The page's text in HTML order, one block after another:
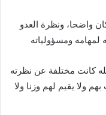
واضحا، ونظرة العدو
لمهامه ومسؤولياته
كانت مختلفة عن نظرته
ولا يقيم لهم وزنا ولا